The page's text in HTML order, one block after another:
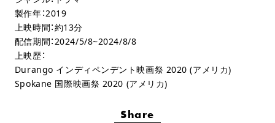
製作年：2019
上映時間：約13分
配信期間：2024/5/8~2024/8/8
上映歴：
Durango インディペンデント映画祭 2020 (アメリカ)
Spokane 国際映画祭 2020 (アメリカ)
Share